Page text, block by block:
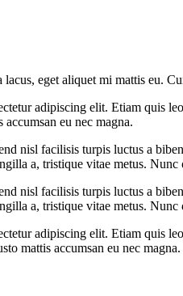
lacus, eget aliquet mi mattis eu.
adipiscing elit. Etiam quis
eu nec magna.
nisl facilisis turpis luctus a
a, tristique vitae metus. Nunc
nisl facilisis turpis luctus a
a, tristique vitae metus. Nunc
adipiscing elit. Etiam quis
mattis accumsan eu nec magna.